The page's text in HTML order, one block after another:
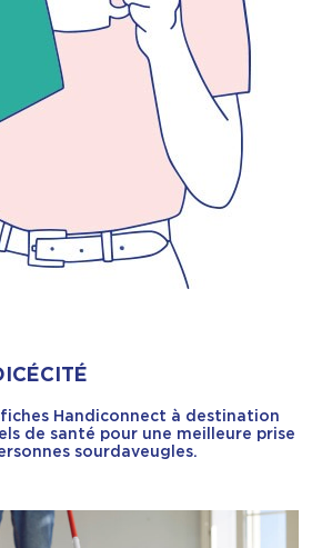
Handiconnect à destination
de santé pour une meilleure prise
sourdaveugles.